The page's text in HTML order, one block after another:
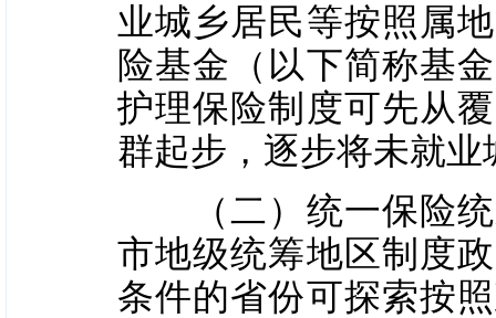
业城乡居民等按照属
险基金（以下简称基
护理保险制度可先从
群起步，逐步将未就
（二）统一保险统
市地级统筹地区制度
条件的省份可探索按